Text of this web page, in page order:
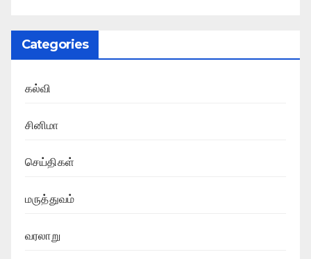
Categories
கல்வி
சினிமா
செய்திகள்
மருத்துவம்
வரலாறு